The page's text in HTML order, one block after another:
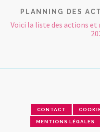
PLANNING DES
Voici la liste des actions et
CONTACT
MENTIONS LÉGALES